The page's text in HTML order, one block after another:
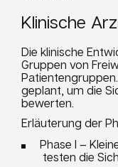
Klinische
Die klinische
Gruppen von
geplant, um die
bewerten.
Erläuterung der
Phase I –
testen die